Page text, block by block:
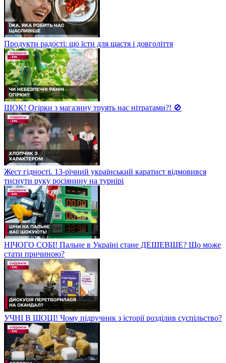
Продукти радості: що їсти для щастя і довголіття
ШОК! Огірки з магазину труять нас нітратами?! 🚫
Жест гідності. 13-річний український каратист відмовився
тиснути руку росіянину на турнірі
НІЧОГО СОБІ! Пальне в Україні стане ДЕШЕВШЕ? Що може
стати причиною?
УЧНІ В ШОЦІ! Чому підручник з історії розділив суспільство?